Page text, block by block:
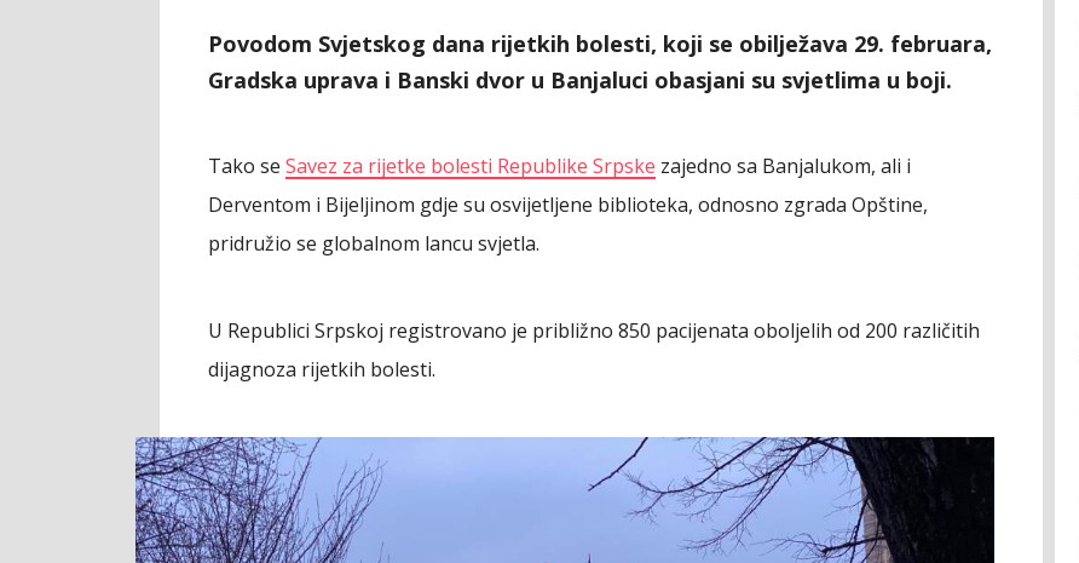
Povodom Svjetskog dana rijetkih bolesti, koji se obilježava 29. februara,
Gradska uprava i Banski dvor u Banjaluci obasjani su svjetlima u boji.
Tako se Savez za rijetke bolesti Republike Srpske zajedno sa Banjalukom, ali i
Derventom i Bijeljinom gdje su osvijetljene biblioteka, odnosno zgrada Opštine,
pridružio se globalnom lancu svjetla.
U Republici Srpskoj registrovano je približno 850 pacijenata oboljelih od 200 različitih
dijagnoza rijetkih bolesti.